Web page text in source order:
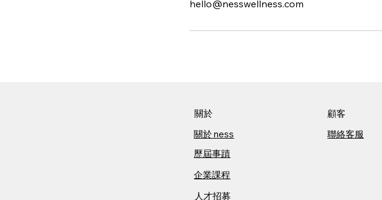
hello@nesswellness.com
關於​
關於​ ness
歷屆事蹟
企業課程
人才招募
顧客
聯絡客服